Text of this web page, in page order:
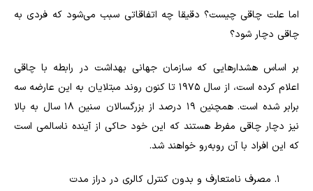
اما علت چاقی چیست؟ دقیقا چه اتفاقاتی سبب می‌شود که فردی به
چاقی دچار شود؟
بر اساس هشدارهایی که سازمان جهانی بهداشت در رابطه با چاقی
اعلام کرده است، از سال 1975 تا کنون روند مبتلایان به این عارضه سه
برابر شده است. همچنین 19 درصد از بزرگسالان سنین 18 سال به بالا
نیز دچار چاقی مفرط هستند که این خود حاکی از آینده ناسالمی است
که این افراد با آن رو‌به‌رو خواهند شد.
مصرف نامتعارف و بدون کنترل کالری در دراز مدت